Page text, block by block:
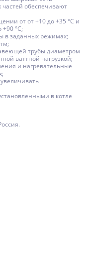
частей обеспечивают
от от +10 до +35 °С и
+90 °С;
в заданных режимах;
трубы диаметром
ваттной нагрузкой;
и нагревательные
в котле